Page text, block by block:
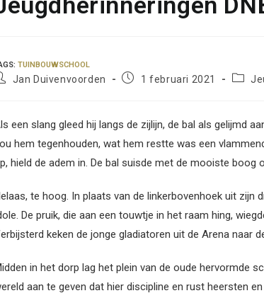
: TUINBOUWSCHOOL
Jan Duivenvoorden
Bericht1 februari 2021
een slang gleed hij langs de zijlijn, de bal als gelijmd
hem tegenhouden, wat hem restte was een
hield de adem in. De bal suisde met de mooiste boog
te hoog. In plaats van de linkerbovenhoek uit
De pruik, die aan een touwtje in het raam hing,
keken de jonge gladiatoren uit de Arena naar
in het dorp lag het plein van de oude hervormde
aan te geven dat hier discipline en rust heersten